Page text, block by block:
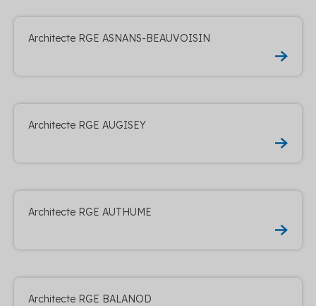
Architecte RGE ASNANS-BEAUVOISIN
Architecte RGE AUGISEY
Architecte RGE AUTHUME
Architecte RGE BALANOD